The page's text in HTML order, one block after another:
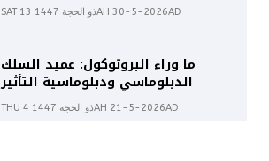
SAT 13 ذو الحجة 1447AH 30-5-2026AD
ما وراء البروتوكول: عميد السلك
الدبلوماسي ودبلوماسية التأثير
THU 4 ذو الحجة 1447AH 21-5-2026AD